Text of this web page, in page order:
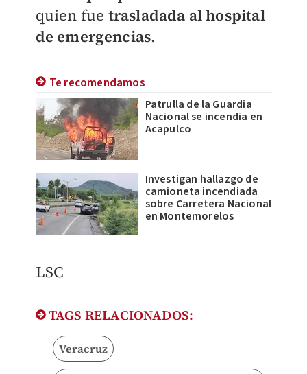
quien fue trasladada al hospital
de emergencias.
Te recomendamos
Patrulla de la Guardia
Nacional se incendia en
Acapulco
Investigan hallazgo de
camioneta incendiada
sobre Carretera Nacional
en Montemorelos
LSC
TAGS RELACIONADOS:
Veracruz